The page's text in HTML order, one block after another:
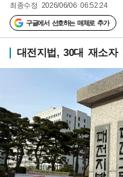
최종수정 2026/06/06 06:52:24
구글에서 선호하는 매체로 추가
대전지법, 30대 재소